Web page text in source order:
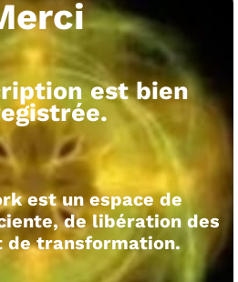
est bien
est un espace de
de libération des
de transformation.